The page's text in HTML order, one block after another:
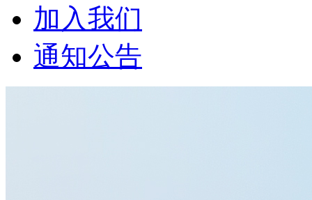
加入我们
通知公告